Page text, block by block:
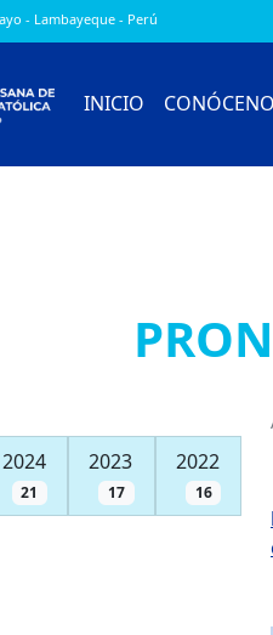
- Lambayeque - Perú
INICIO
2024
21
2023
17
2022
16